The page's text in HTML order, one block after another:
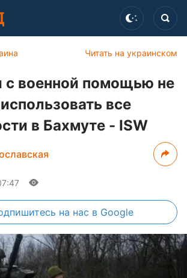
Читать на украинском
с военной помощью не
все
в Бахмуте - ISW
на нас в Google